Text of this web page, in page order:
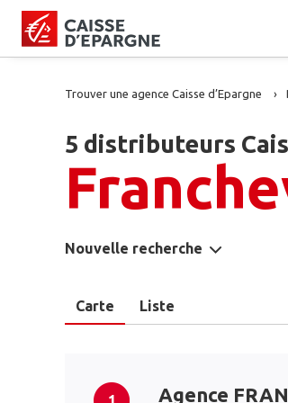
Trouver une agence Caisse d’Epargne
5 distributeurs
Nouvelle recherche
Carte Liste
Agence